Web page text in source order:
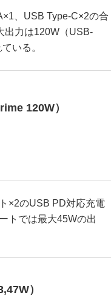
、USB Type-C×2の合
出力は120W（USB-
いる。
120W）
×2のUSB PD対応充電
トでは最大45Wの出
）